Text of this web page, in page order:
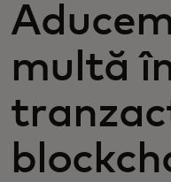
Pentru
Pentru
Știri și
multă